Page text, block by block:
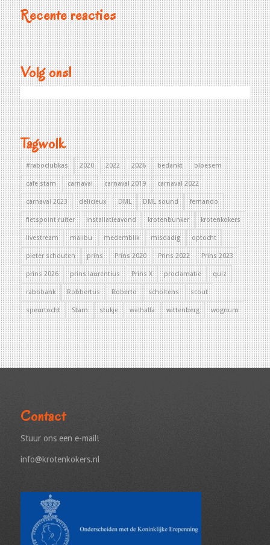
Recente reacties
Volg ons!
Tagwolk
#raboclubkas 2020 2022 2026 bedankt bloesem
cafe stam carnaval carnaval 2019 carnaval 2022
carnaval 2023 delicieux DML DML sound fernando
fietspoint ruiter installatieavond krotenbunker krotenkokers
livestream malibu medemblik misdadig optocht
pieter schouten prins Prins 2020 Prins 2022 Prins 2023
prins 2026 prins laurentius Prins X proclamatie quiz
rabobank Robbertus Roberto scholtens scout
speurtocht Stam stukje walhalla wittenberg wognum
Contact
Stuur ons een e-mail!
info@krotenkokers.nl